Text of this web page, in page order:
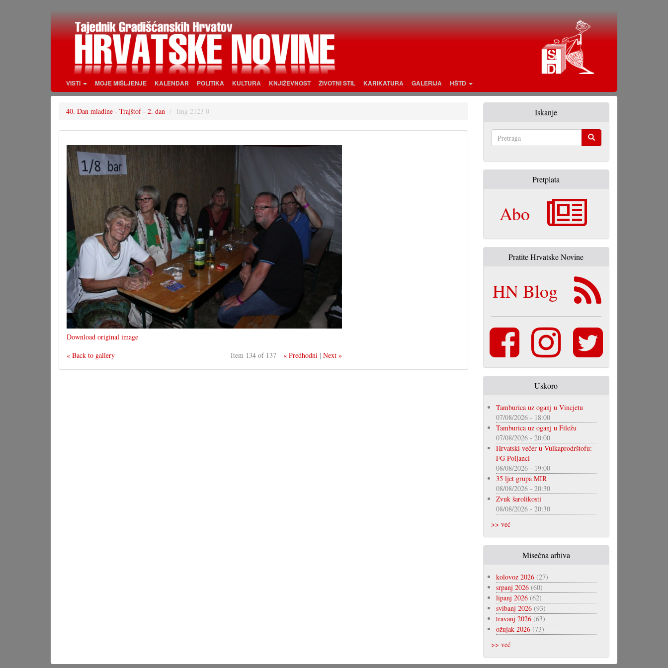
VISTI MOJE MIŠLJENJE KALENDAR POLITIKA KULTURA KNJIŽEVNOST ŽIVOTNI STIL KARIKATURA GALERIJA HŠTD
40. Dan mladine - Trajštof - 2. dan Img 2123 0
Download original image
« Back to gallery
Item 134 of 137 « Predhodni |Next »
Iskanje
Pretplata
Abo
Pratite Hrvatske Novine
HN Blog
Uskoro
Tamburica uz oganj u Vincjetu
07/08/2026 - 18:00
Tamburica uz oganj u Filežu
07/08/2026 - 20:00
Hrvatski večer u Vulkaprodrštofu:
FG Poljanci
08/08/2026 - 19:00
35 ljet grupa MIR
08/08/2026 - 20:30
Zvuk šarolikosti
08/08/2026 - 20:30
>> već
Misečna arhiva
kolovoz 2026(27)
srpanj 2026(60)
lipanj 2026(62)
svibanj 2026(93)
travanj 2026(63)
ožujak 2026(73)
>> već